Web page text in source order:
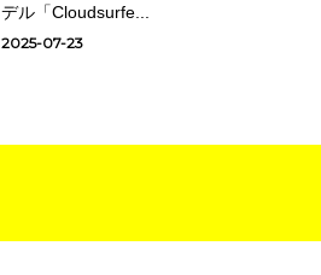
デル「Cloudsurfe...
2025-07-23